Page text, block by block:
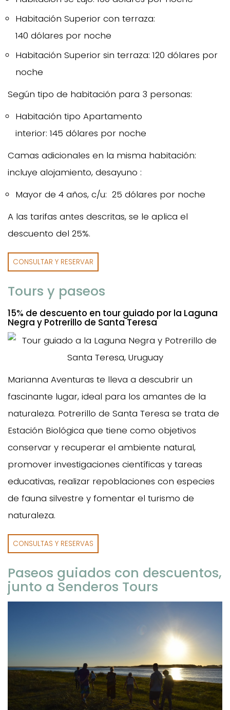
Habitación Superior con terraza:
140 dólares por noche
Habitación Superior sin terraza: 120 dólares por
noche
Según tipo de habitación para 3 personas:
Habitación tipo Apartamento
interior: 145 dólares por noche
Camas adicionales en la misma habitación:
incluye alojamiento, desayuno :
Mayor de 4 años, c/u: 25 dólares por noche
A las tarifas antes descritas, se le aplica el
descuento del 25%.
CONSULTAR Y RESERVAR
Tours y paseos
15% de descuento en tour guiado por la Laguna
Negra y Potrerillo de Santa Teresa
Marianna Aventuras te lleva a descubrir un
fascinante lugar, ideal para los amantes de la
naturaleza. Potrerillo de Santa Teresa se trata de
Estación Biológica que tiene como objetivos
conservar y recuperar el ambiente natural,
promover investigaciones científicas y tareas
educativas, realizar repoblaciones con especies
de fauna silvestre y fomentar el turismo de
naturaleza.
CONSULTAS Y RESERVAS
Paseos guiados con descuentos,
junto a Senderos Tours